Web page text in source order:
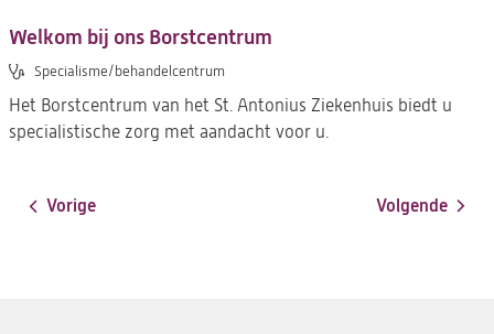
Welkom bij ons Borstcentrum
Specialisme/behandelcentrum
Het Borstcentrum van het St. Antonius Ziekenhuis biedt u
specialistische zorg met aandacht voor u.
Paginering
Vorige Volgende